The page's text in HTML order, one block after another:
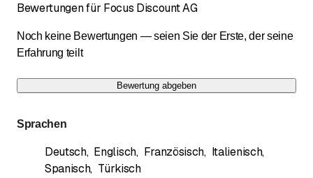
Bewertungen für Focus Discount AG
Noch keine Bewertungen — seien Sie der Erste, der seine
Erfahrung teilt
Bewertung abgeben
Sprachen
Deutsch, Englisch, Französisch, Italienisch,
Spanisch, Türkisch